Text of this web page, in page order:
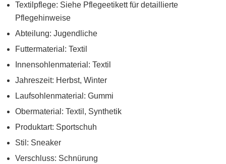
Textilpflege: Siehe Pflegeetikett für detaillierte
Pflegehinweise
Abteilung: Jugendliche
Futtermaterial: Textil
Innensohlenmaterial: Textil
Jahreszeit: Herbst, Winter
Laufsohlenmaterial: Gummi
Obermaterial: Textil, Synthetik
Produktart: Sportschuh
Stil: Sneaker
Verschluss: Schnürung